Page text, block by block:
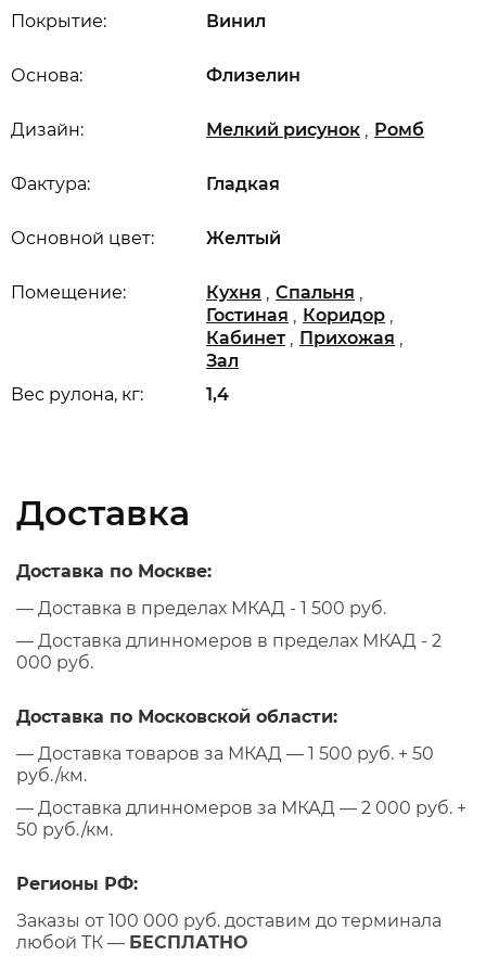
Вес рулона, кг: 1,4
Основной цвет: Желтый
Дизайн: Мелкий рисунок , Ромб
Основа: Флизелин
Покрытие: Винил
Помещение: Кухня , Спальня ,
Гостиная , Коридор ,
Кабинет , Прихожая ,
Зал
Фактура: Гладкая
Доставка
Доставка по Москве:
— Доставка в пределах МКАД - 1 500 руб.
— Доставка длинномеров в пределах МКАД - 2
000 руб.
Доставка по Московской области:
— Доставка товаров за МКАД — 1 500 руб. + 50
руб./км.
— Доставка длинномеров за МКАД — 2 000 руб. +
50 руб./км.
Регионы РФ:
Заказы от 100 000 руб. доставим до терминала
любой ТК — БЕСПЛАТНО